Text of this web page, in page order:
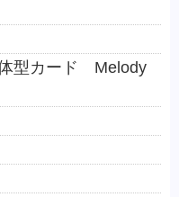
型カード Melody